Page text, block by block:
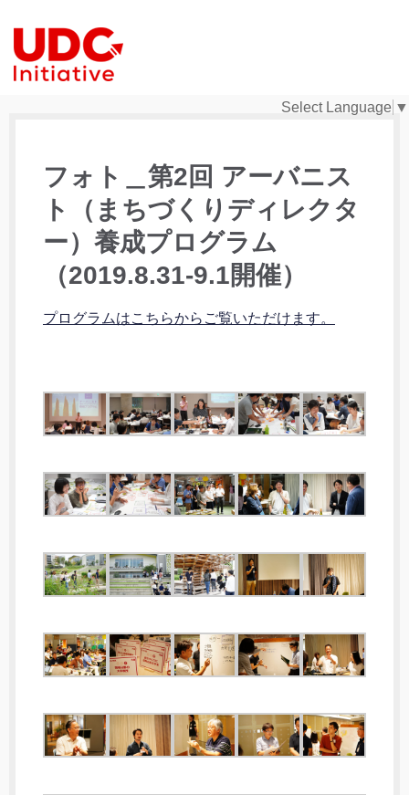
Select Language ▼
フォト＿第2回 アーバニス
ト（まちづくりディレクタ
ー）養成プログラム
（2019.8.31-9.1開催）
プログラムはこちらからご覧いただけます。